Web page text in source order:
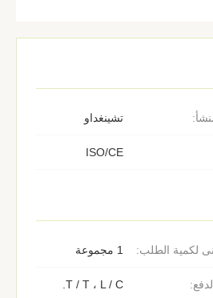
تشينغداو
ISO/CE
لكمية الطلب: 1 مجموعة
T / T ، L / C.